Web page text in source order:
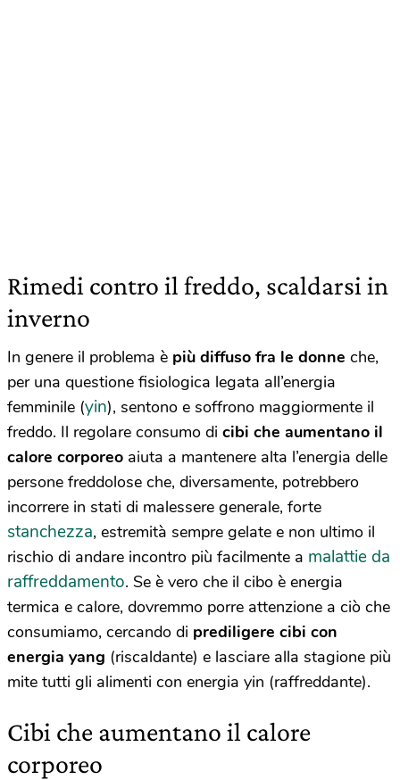
Rimedi contro il freddo, scaldarsi in
inverno
In genere il problema è più diffuso fra le donne che,
per una questione fisiologica legata all’energia
femminile (yin), sentono e soffrono maggiormente il
freddo. Il regolare consumo di cibi che aumentano il
calore corporeo aiuta a mantenere alta l’energia delle
persone freddolose che, diversamente, potrebbero
incorrere in stati di malessere generale, forte
stanchezza, estremità sempre gelate e non ultimo il
rischio di andare incontro più facilmente a malattie da
raffreddamento. Se è vero che il cibo è energia
termica e calore, dovremmo porre attenzione a ciò che
consumiamo, cercando di prediligere cibi con
energia yang (riscaldante) e lasciare alla stagione più
mite tutti gli alimenti con energia yin (raffreddante).
Cibi che aumentano il calore
corporeo